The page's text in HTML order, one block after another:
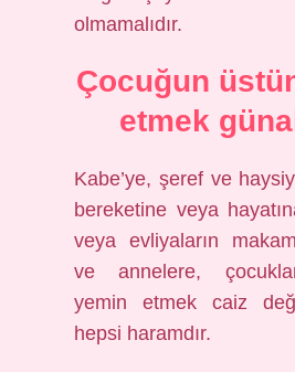
olmamalıdır.
Çocuğun
etmek
Kabe’ye, şeref ve
bereketine veya
veya evliyaların
ve annelere,
yemin etmek caiz
hepsi haramdır.